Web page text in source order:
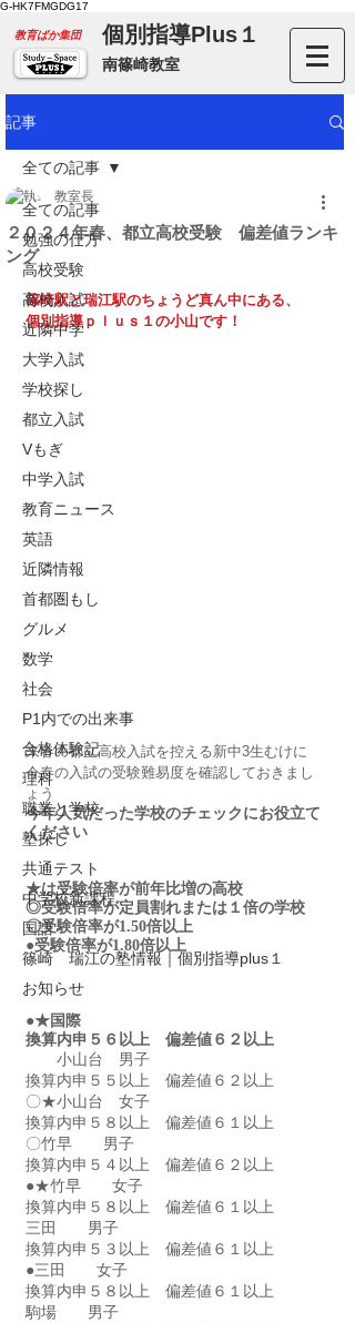
G-HK7FMGDG17
​教育ばか集団 個別指導Plus１
南篠崎教室
記事
全ての記事
勉強の仕方
高校受験
高校入試
近隣中学
大学入試
学校探し
都立入試
Vもぎ
中学入試
教育ニュース
英語
近隣情報
首都圏もし
グルメ
数学
社会
P1内での出来事
合格体験記
理科
職業と学校
塾探し
共通テスト
中学校新課程
国語
篠崎 瑞江の塾情報｜個別指導plus１
お知らせ
全ての記事
２０２４年春、都立高校受験 偏差値ランキ
ング
教室長
篠崎駅と瑞江駅のちょうど真ん中にある、
個別指導ｐｌｕｓ１の小山です！
来春の都立高校入試を控える新中3生むけに
今春の入試の受験難易度を確認しておきまし
ょう
今年人気だった学校のチェックにお役立て
ください
★は受験倍率が前年比増の高校
◎受験倍率が定員割れまたは１倍の学校
〇受験倍率が1.50倍以上
●受験倍率が1.80倍以上
●★国際
換算内申５６以上　偏差値６２以上
小山台　男子
換算内申５５以上　偏差値６２以上
〇★小山台　女子
換算内申５８以上　偏差値６１以上
〇竹早　　男子
換算内申５４以上　偏差値６２以上
●★竹早　　女子
換算内申５８以上　偏差値６１以上
三田　　男子
換算内申５３以上　偏差値６１以上
●三田　　女子
換算内申５８以上　偏差値６１以上
駒場　　男子